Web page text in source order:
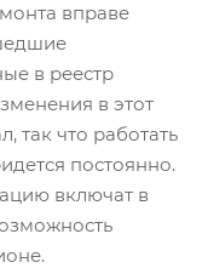
вправе
в реестр
в этот
так что работать
постоянно.
включат в